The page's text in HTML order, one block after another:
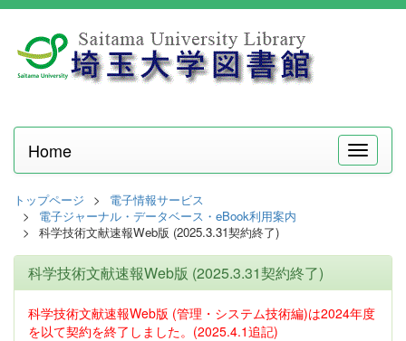
メ
ニ
Home
トップページ
電子情報サービス
電子ジャーナル・データベース・eBook利用案内
科学技術文献速報Web版 (2025.3.31契約終了)
科学技術文献速報Web版 (2025.3.31契約終了)
科学技術文献速報Web版 (管理・システム技術編)は2024年度
を以て契約を終了しました。(2025.4.1追記)